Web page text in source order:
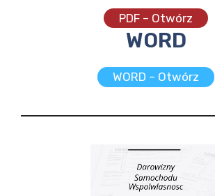
PDF – Otwórz
WORD
WORD – Otwórz